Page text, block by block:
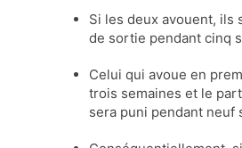
Si les deux avouent, ils
de sortie pendant cinq
Celui qui avoue en
trois semaines et le
sera puni pendant neuf